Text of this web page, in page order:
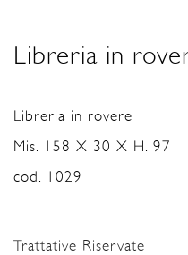
Libreria in
Libreria in rovere
Mis. 158 X 30 X H. 97
cod. 1029
Trattative Riservate